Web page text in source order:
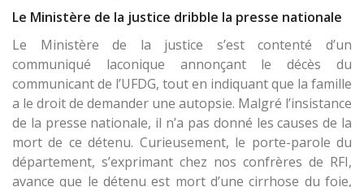
Le Ministère de la justice dribble la presse nationale
Le Ministère de la justice s’est contenté d’un
communiqué laconique annonçant le décès du
communicant de l’UFDG, tout en indiquant que la famille
a le droit de demander une autopsie. Malgré l’insistance
de la presse nationale, il n’a pas donné les causes de la
mort de ce détenu. Curieusement, le porte-parole du
département, s’exprimant chez nos confrères de RFI,
avance que le détenu est mort d’une cirrhose du foie,